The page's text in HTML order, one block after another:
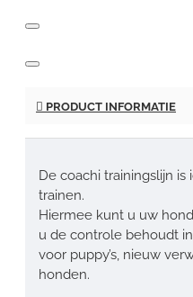
PRODUCT INFORMATIE
De coachi trainingslijn
trainen.
Hiermee kunt u uw
u de controle behoudt
voor puppy’s, nieuw
honden.